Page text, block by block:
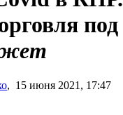
под
, 15 июня 2021, 17:47